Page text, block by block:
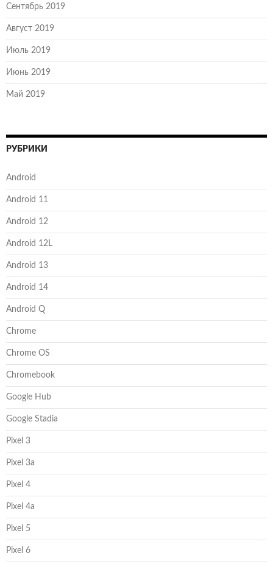
Сентябрь 2019
Август 2019
Июль 2019
Июнь 2019
Май 2019
РУБРИКИ
Android
Android 11
Android 12
Android 12L
Android 13
Android 14
Android Q
Chrome
Chrome OS
Chromebook
Google Hub
Google Stadia
Pixel 3
Pixel 3a
Pixel 4
Pixel 4a
Pixel 5
Pixel 6